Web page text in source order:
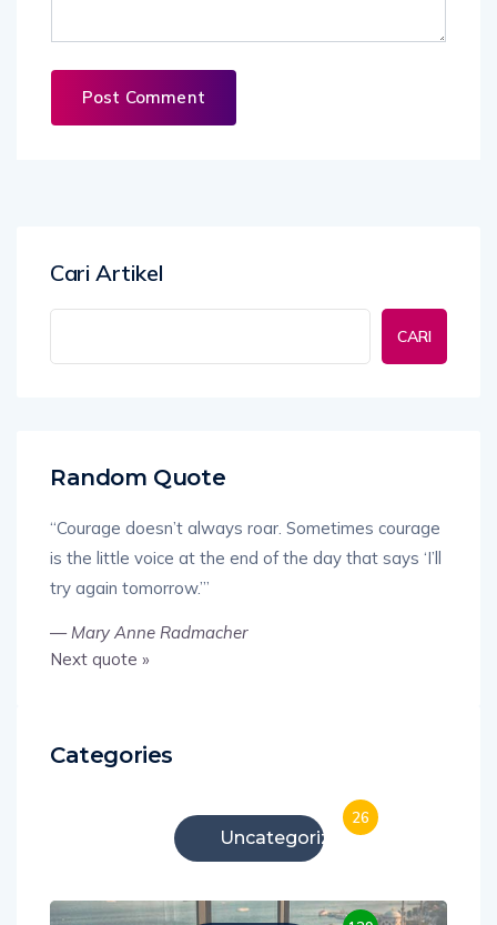
Cari Artikel
CARI
Random Quote
“Courage doesn’t always roar. Sometimes courage
is the little voice at the end of the day that says ‘I’ll
try again tomorrow.’”
—Mary Anne Radmacher
Next quote »
Categories
Uncategorized
26